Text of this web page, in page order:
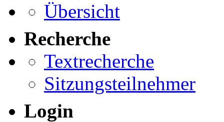
Übersicht
Recherche
Textrecherche
Sitzungsteilnehmer
Login